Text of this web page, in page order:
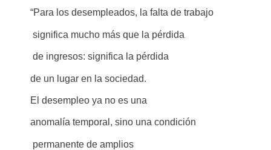
“Para los desempleados, la falta de trabajo
significa mucho más que la pérdida
de ingresos: significa la pérdida
de un lugar en la sociedad.
El desempleo ya no es una
anomalía temporal, sino una condición
permanente de amplios